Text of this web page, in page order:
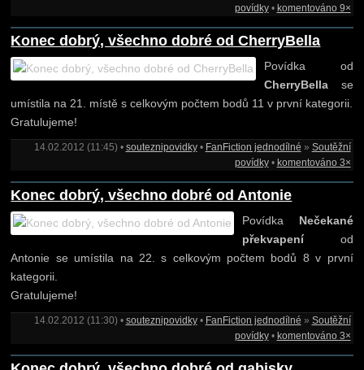
povídky• komentováno 9×
Konec dobrý, všechno dobré od CherryBella
Povídka od
CherryBella se
umístila na 21. místě s celkovým počtem bodů 11 v první kategorii.
Gratulujeme!
14.02.2012 (11:45) • souteznipovidky• FanFiction jednodílné » Soutěžní
povídky• komentováno 3×
Konec dobrý, všechno dobré od Antonie
Povídka Nečekané
překvapeníod
Antonie se umístila na 22. s celkovým počtem bodů 8 v první
kategorii.
Gratulujeme!
14.02.2012 (11:30) • souteznipovidky• FanFiction jednodílné » Soutěžní
povídky• komentováno 3×